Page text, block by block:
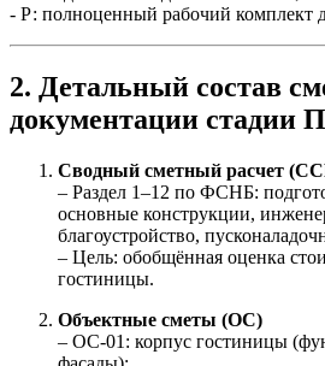
- Р: полноценный рабочий комплект
2. Детальный состав
документации стадии П
Сводный сметный расчет
– Раздел 1–12 по ФСНБ:
основные конструкции,
благоустройство,
– Цель: обобщённая оценка
гостиницы.
Объектные сметы (ОС)
– ОС-01: корпус гостиницы